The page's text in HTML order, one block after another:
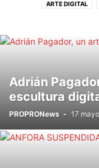
ARTE DIGITAL
Adrián
escultura
PROPRONews - 17